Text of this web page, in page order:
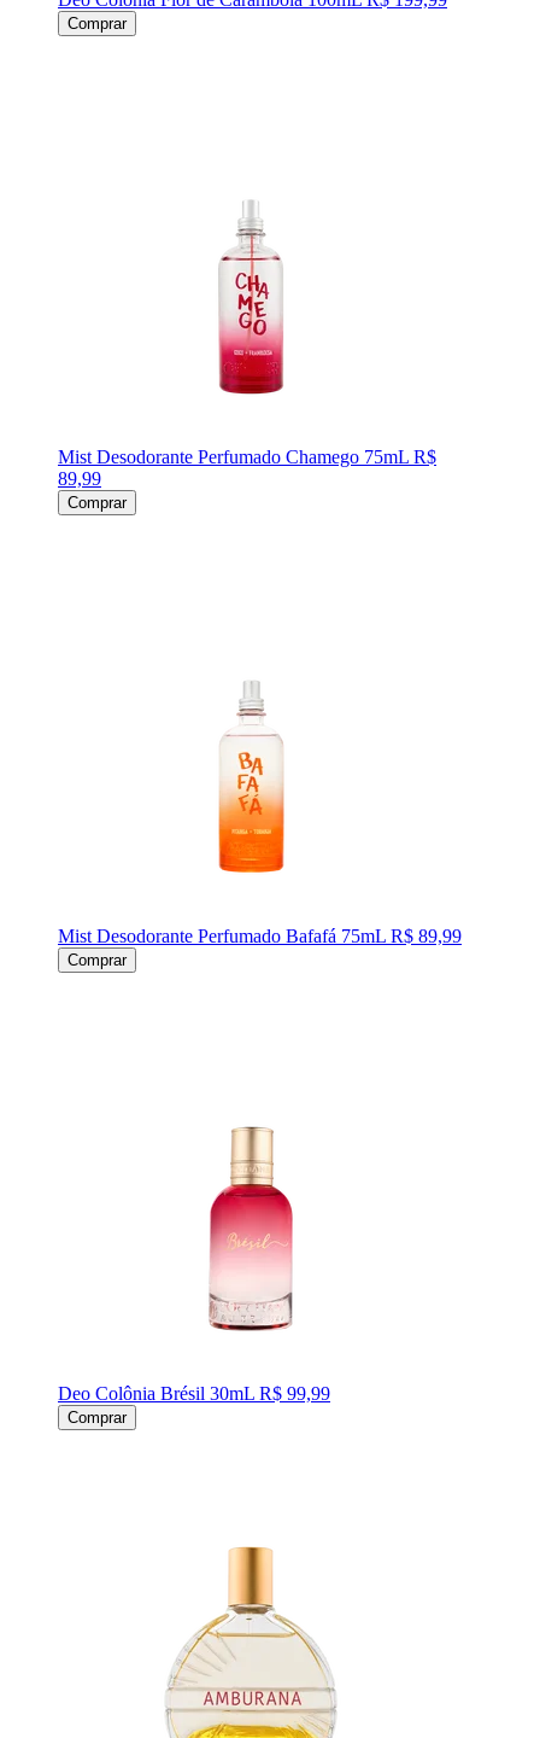
Comprar
Mist Desodorante Perfumado Chamego 75mL R$
89,99
Comprar
Mist Desodorante Perfumado Bafafá 75mL R$ 89,99
Comprar
Deo Colônia Brésil 30mL R$ 99,99
Comprar